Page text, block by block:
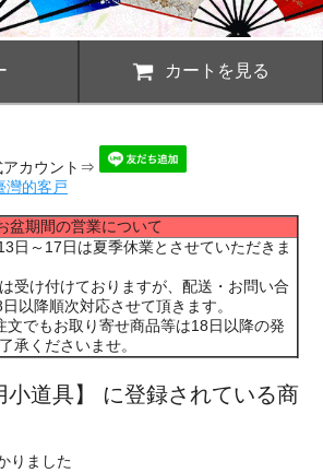
カートを見る
アカウント⇒
灣的客戸
盆期間の営業について
日～17日は夏季休業とさせていただきま
受け付けておりますが、配送・お問い合
以降順次対応させて頂きます。
文でもお取り寄せ商品等は18日以降の発
承くださいませ。
小道具】 に登録されている商
りました